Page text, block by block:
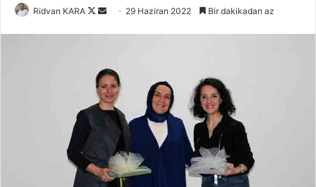
Ridvan KARA
Follow
Bir
29 Haziran 2022 Bir dakikadan az